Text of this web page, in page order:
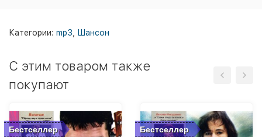
Категории: mp3 Шансон
C этим товаром также
покупают
Бестселлер Бестселлер